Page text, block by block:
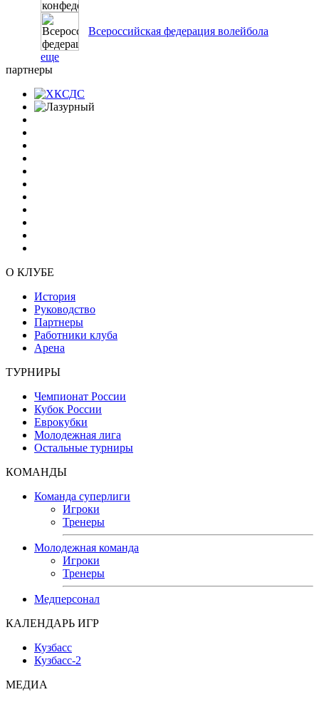
Всероссийская федерация волейбола
еще
партнеры
О КЛУБЕ
История
Руководство
Партнеры
Работники клуба
Арена
ТУРНИРЫ
Чемпионат России
Кубок России
Еврокубки
Молодежная лига
Остальные турниры
КОМАНДЫ
Команда суперлиги
Игроки
Тренеры
Молодежная команда
Игроки
Тренеры
Медперсонал
КАЛЕНДАРЬ ИГР
Кузбасс
Кузбасс-2
МЕДИА